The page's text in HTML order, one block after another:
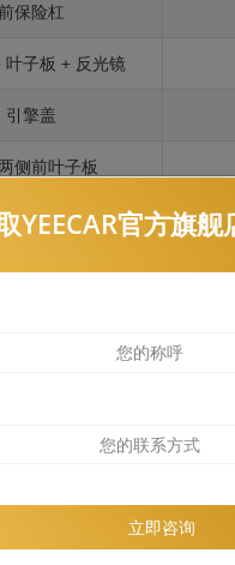
保险杠
叶子板 + 反光镜
引擎盖
侧前叶子板
反光镜
保险杠
YEECAR官方旗
立即咨询